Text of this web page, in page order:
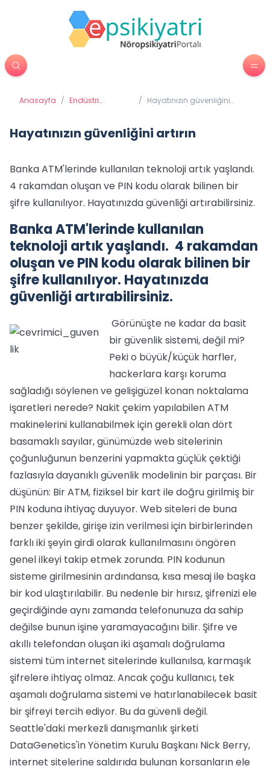
Anasayfa / Endüstri
/ Hayatınızın güvenliğini
Hayatınızın güvenliğini artırın
Banka ATM'lerinde kullanılan teknoloji artık yaşlandı.
4 rakamdan oluşan ve PIN kodu olarak bilinen bir
şifre kullanılıyor. Hayatınızda güvenliği artırabilirsiniz.
Banka ATM'lerinde kullanılan
teknoloji artık yaşlandı. 4 rakamdan
oluşan ve PIN kodu olarak bilinen bir
şifre kullanılıyor. Hayatınızda
güvenliği artırabilirsiniz.
Görünüşte ne kadar da basit
bir güvenlik sistemi, değil mi?
Peki o büyük/küçük harfler,
hackerlara karşı koruma
sağladığı söylenen ve gelişigüzel konan noktalama
işaretleri nerede? Nakit çekim yapılabilen ATM
makinelerini kullanabilmek için gerekli olan dört
basamaklı sayılar, günümüzde web sitelerinin
çoğunluğunun benzerini yapmakta güçlük çektiği
fazlasıyla dayanıklı güvenlik modelinin bir parçası. Bir
düşünün: Bir ATM, fiziksel bir kart ile doğru girilmiş bir
PIN koduna ihtiyaç duyuyor. Web siteleri de buna
benzer şekilde, girişe izin verilmesi için birbirlerinden
farklı iki şeyin girdi olarak kullanılmasını öngören
genel ilkeyi takip etmek zorunda. PIN kodunun
sisteme girilmesinin ardındansa, kısa mesaj ile başka
bir kod ulaştırılabilir. Bu nedenle bir hırsız, şifrenizi ele
geçirdiğinde aynı zamanda telefonunuza da sahip
değilse bunun işine yaramayacağını bilir. Şifre ve
akıllı telefondan oluşan iki aşamalı doğrulama
sistemi tüm internet sitelerinde kullanılsa, karmaşık
şifrelere ihtiyaç olmaz. Ancak çoğu kullanıcı, tek
aşamalı doğrulama sistemi ve hatırlanabilecek basit
bir şifreyi tercih ediyor. Bu da güvenli değil.
Seattle'daki merkezli danışmanlık şirketi
DataGenetics'in Yönetim Kurulu Başkanı Nick Berry,
internet sitelerine saldırıda bulunan korsanların ele